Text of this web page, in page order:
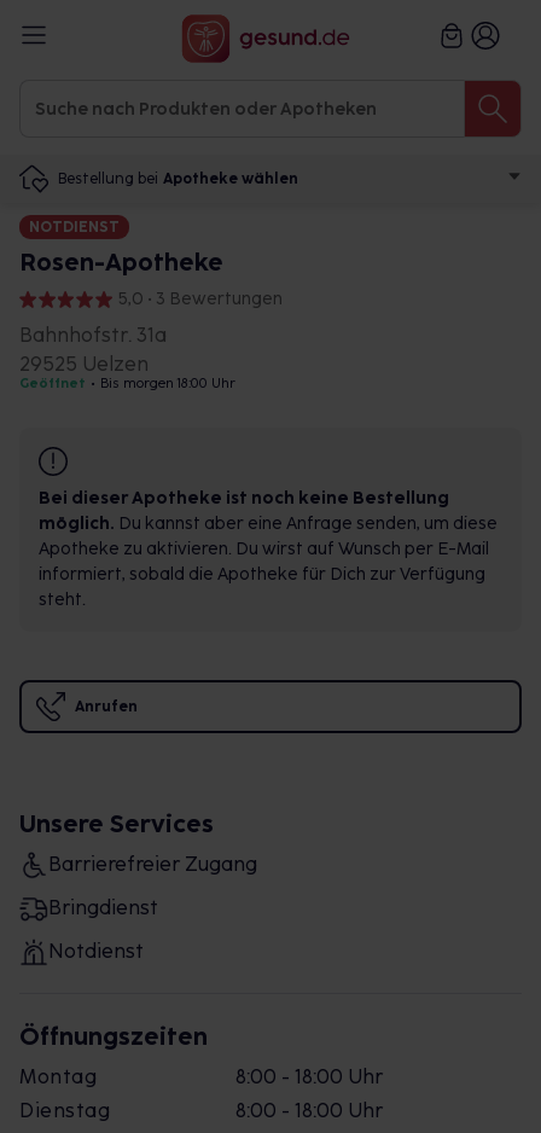
Bestellung bei Apotheke wählen
NOTDIENST
Rosen-Apotheke
5,0 • 3 Bewertungen
Bahnhofstr. 31a
29525 Uelzen
Geöffnet • Bis morgen 18:00 Uhr
Bei dieser Apotheke ist noch keine Bestellung
möglich. Du kannst aber eine Anfrage senden, um diese
Apotheke zu aktivieren. Du wirst auf Wunsch per E-Mail
informiert, sobald die Apotheke für Dich zur Verfügung
steht.
Anrufen
Unsere Services
Barrierefreier Zugang
Bringdienst
Notdienst
Öffnungszeiten
Montag
8:00 - 18:00 Uhr
Dienstag
8:00 - 18:00 Uhr